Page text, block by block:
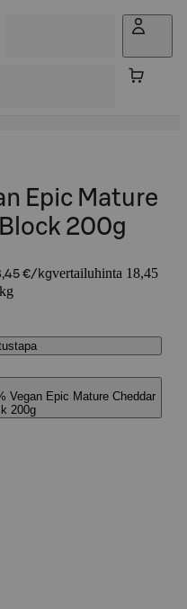
Epic Mature
200g
€/kgvertailuhinta 18,45
Vegan Epic Mature Cheddar
200g